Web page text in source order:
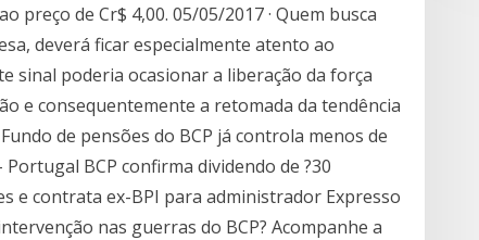
preço de Cr$ 4,00. 05/05/2017 · Quem busca
deverá ficar especialmente atento ao
sinal poderia ocasionar a liberação da força
e consequentemente a retomada da tendência
de pensões do BCP já controla menos de
BCP confirma dividendo de ?30
e contrata ex-BPI para administrador Expresso
nas guerras do BCP? Acompanhe a